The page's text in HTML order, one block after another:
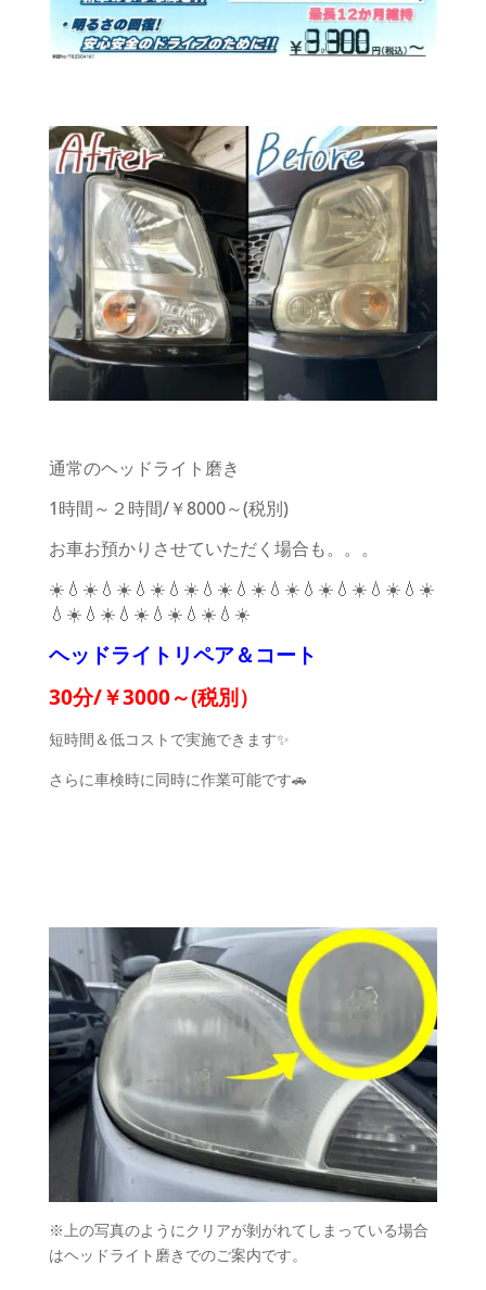
通常のヘッドライト磨き
1時間～２時間/￥8000～(税別)
お車お預かりさせていただく場合も。。。
☀️💧☀️💧☀️💧☀️💧☀️💧☀️💧☀️💧☀️💧☀️💧☀️💧☀️💧☀️
💧☀️💧☀️💧☀️💧☀️💧☀️💧☀️
ヘッドライトリペア＆コート
30分/￥3000～(税別）
短時間＆低コストで実施できます✨
さらに車検時に同時に作業可能です🚗
※上の写真のようにクリアが剝がれてしまっている場合
はヘッドライト磨きでのご案内です。